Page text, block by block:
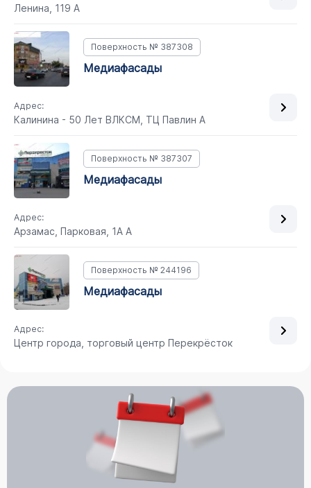
Ленина, 119 А
Поверхность № 387308
медиафасады
Адрес:
Калинина - 50 Лет ВЛКСМ, ТЦ Павлин А
Поверхность № 387307
медиафасады
Адрес:
Арзамас, Парковая, 1А А
Поверхность № 244196
медиафасады
Адрес:
Центр города, торговый центр Перекрёсток